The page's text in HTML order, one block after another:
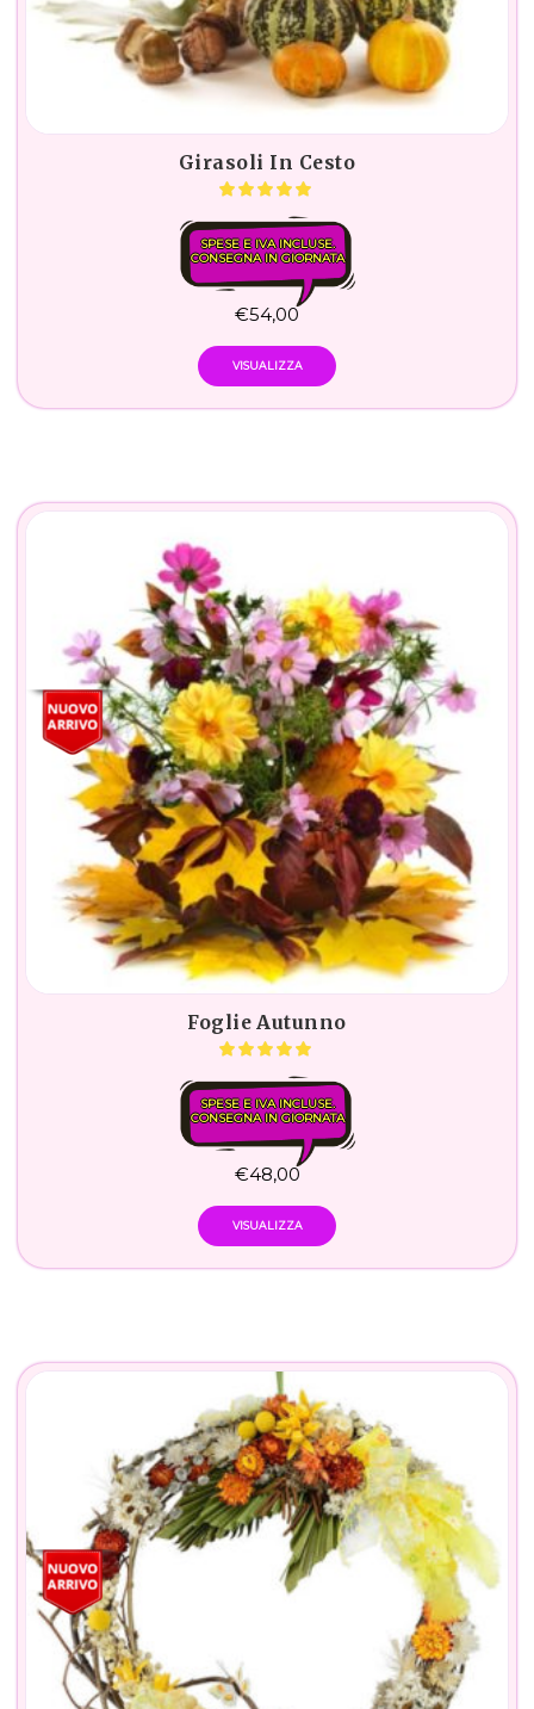
Girasoli In Cesto
SPESE E IVA INCLUSE.
CONSEGNA IN GIORNATA
€54,00
VISUALIZZA
Foglie Autunno
SPESE E IVA INCLUSE.
CONSEGNA IN GIORNATA
€48,00
VISUALIZZA